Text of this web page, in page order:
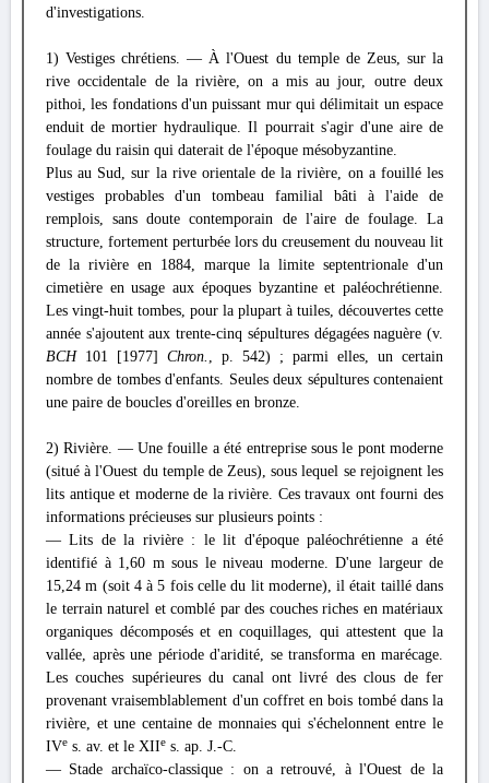
d'investigations.
1) Vestiges chrétiens. — À l'Ouest du temple de Zeus, sur la
rive occidentale de la rivière, on a mis au jour, outre deux
pithoi, les fondations d'un puissant mur qui délimitait un espace
enduit de mortier hydraulique. Il pourrait s'agir d'une aire de
foulage du raisin qui daterait de l'époque mésobyzantine.
Plus au Sud, sur la rive orientale de la rivière, on a fouillé les
vestiges probables d'un tombeau familial bâti à l'aide de
remplois, sans doute contemporain de l'aire de foulage. La
structure, fortement perturbée lors du creusement du nouveau lit
de la rivière en 1884, marque la limite septentrionale d'un
cimetière en usage aux époques byzantine et paléochrétienne.
Les vingt-huit tombes, pour la plupart à tuiles, découvertes cette
année s'ajoutent aux trente-cinq sépultures dégagées naguère (v.
BCH101 [1977] Chron. , p. 542) ; parmi elles, un certain
nombre de tombes d'enfants. Seules deux sépultures contenaient
une paire de boucles d'oreilles en bronze.
2) Rivière. — Une fouille a été entreprise sous le pont moderne
(situé à l'Ouest du temple de Zeus), sous lequel se rejoignent les
lits antique et moderne de la rivière. Ces travaux ont fourni des
informations précieuses sur plusieurs points :
— Lits de la rivière : le lit d'époque paléochrétienne a été
identifié à 1,60 m sous le niveau moderne. D'une largeur de
15,24 m (soit 4 à 5 fois celle du lit moderne), il était taillé dans
le terrain naturel et comblé par des couches riches en matériaux
organiques décomposés et en coquillages, qui attestent que la
vallée, après une période d'aridité, se transforma en marécage.
Les couches supérieures du canal ont livré des clous de fer
provenant vraisemblablement d'un coffret en bois tombé dans la
rivière, et une centaine de monnaies qui s'échelonnent entre le
IVe s. av. et le XIIe s. ap. J.-C.
— Stade archaïco-classique : on a retrouvé, à l'Ouest de la